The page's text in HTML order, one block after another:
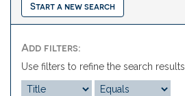
Start a new search
Add filters:
Use filters to refine the search results.